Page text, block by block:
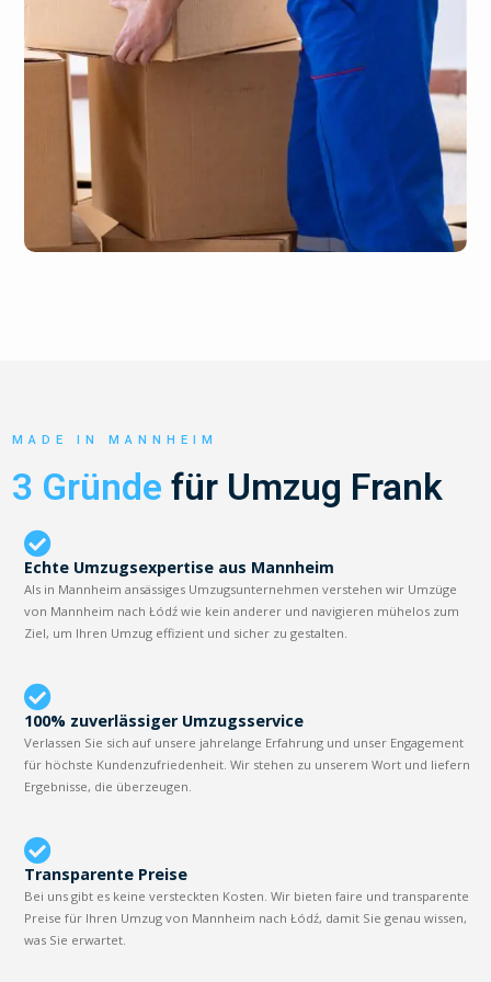
MADE IN MANNHEIM
3 Gründe für Umzug Frank
Echte Umzugsexpertise aus Mannheim
Als in Mannheim ansässiges Umzugsunternehmen verstehen wir Umzüge
von Mannheim nach Łódź wie kein anderer und navigieren mühelos zum
Ziel, um Ihren Umzug effizient und sicher zu gestalten.
100% zuverlässiger Umzugsservice
Verlassen Sie sich auf unsere jahrelange Erfahrung und unser Engagement
für höchste Kundenzufriedenheit. Wir stehen zu unserem Wort und liefern
Ergebnisse, die überzeugen.
Transparente Preise
Bei uns gibt es keine versteckten Kosten. Wir bieten faire und transparente
Preise für Ihren Umzug von Mannheim nach Łódź, damit Sie genau wissen,
was Sie erwartet.